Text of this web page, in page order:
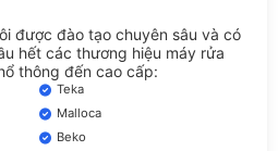
được đào tạo chuyên sâu và có
hết các thương hiệu máy rửa
thông đến cao cấp:
Teka
Malloca
Beko